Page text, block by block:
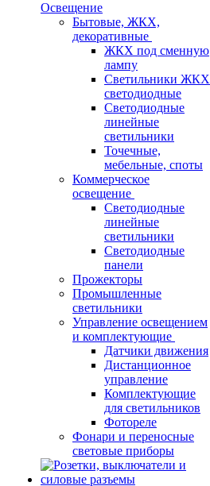
Освещение
Бытовые, ЖКХ,
декоративные
ЖКХ под сменную
лампу
Светильники ЖКХ
светодиодные
Светодиодные
линейные
светильники
Точечные,
мебельные, споты
Коммерческое
освещение
Светодиодные
линейные
светильники
Светодиодные
панели
Прожекторы
Промышленные
светильники
Управление освещением
и комплектующие
Датчики движения
Дистанционное
управление
Комплектующие
для светильников
Фотореле
Фонари и переносные
световые приборы